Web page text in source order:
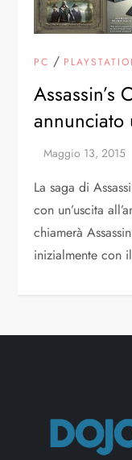
PC /
Assassin’s
La saga di
con un’uscita
chiamerà
inizialmente con